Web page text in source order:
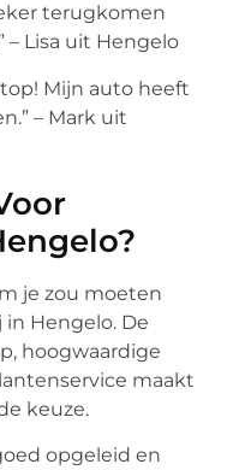
terugkomen
– Lisa uit Hengelo
Mijn auto heeft
– Mark uit
je zou moeten
Hengelo. De
hoogwaardige
maakt
keuze.
opgeleid en